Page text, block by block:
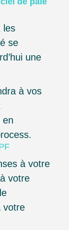
les
se
une
à vos
en
à votre
votre
votre